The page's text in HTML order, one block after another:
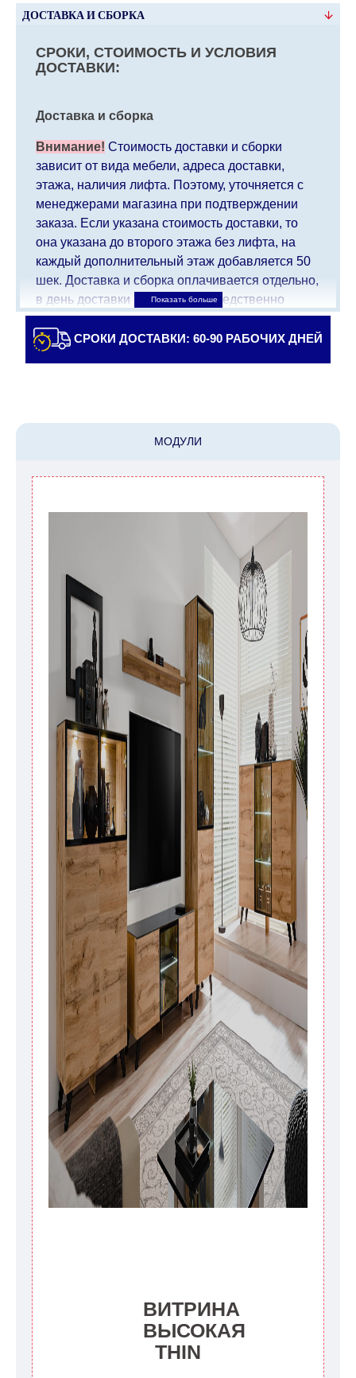
ДОСТАВКА И СБОРКА
СРОКИ, СТОИМОСТЬ И УСЛОВИЯ
ДОСТАВКИ:
Доставка и сборка
Внимание! Стоимость доставки и сборки
зависит от вида мебели, адреса доставки,
этажа, наличия лифта. Поэтому, уточняется с
менеджерами магазина при подтверждении
заказа. Если указана стоимость доставки, то
она указана до второго этажа без лифта, на
каждый дополнительный этаж добавляется 50
шек. Доставка и сборка оплачивается отдельно,
в день доставки мебели непосредственно
доставщику/сборщику мебели. Доставка в
населенные пункты, которые находятся далеко
индивидуально, предварительно уточняя с
товара требуется кран (маноф), клиент обязан
Сроки доставки:
Сроки доставки на каждый товар указываются
отдельно.При расчете сроков доставки
учитываются только рабочие дни
воскресенья по четверг недели, исключая
выходные, праздничные вечера и праздничные
дни) от даты получения оплаты от
кредитной компании клиента.
Возможны задержки, связанные с морской
доставкой при заказе мебели из-за границы, на
которые не может повлиять Поставщик, в этих
случаях срок доставки будет продлен еще на 30
рабочих дней и не будет считаться
задержкой. Вместе с тем поставщики
прилагают все усилия, чтобы максимально
ускорить
доставку, но, не имея возможности
это гарантировать, поэтому интернет-магазин
не несет ответственности за какие-либо
задержки.
Мебель из категории "Модульная мебель
является модулярной, что оставляет право за
Поставщиком сделать доставку по мере
поступления модулей с фабрики, в течение
дополнительных 60 рабочих дней после первой
доставки товара на дом клиенту.
СРОКИ ДОСТАВКИ: 60-90 РАБОЧИХ ДНЕЙ
МОДУЛИ
ВИТРИНА
ВЫСОКАЯ
THIN